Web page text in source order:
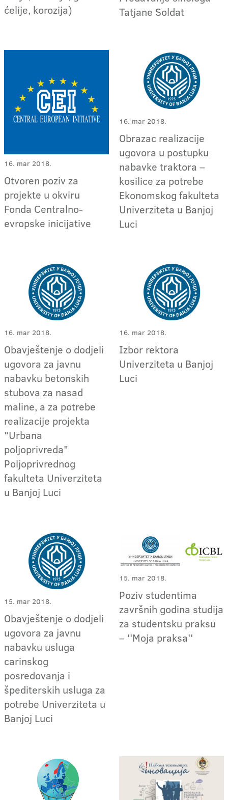
ćelije, korozija)
Tatjane Soldat
16. mar 2018.
Otvoren poziv za
projekte u okviru
Fonda Centralno-
evropske inicijative
16. mar 2018.
Obrazac realizacije
ugovora u postupku
nabavke traktora –
kosilice za potrebe
Ekonomskog fakulteta
Univerziteta u Banjoj
Luci
16. mar 2018.
Obavještenje o dodjeli
ugovora za javnu
nabavku betonskih
stubova za nasad
maline, a za potrebe
realizacije projekta
"Urbana
poljoprivreda"
Poljoprivrednog
fakulteta Univerziteta
u Banjoj Luci
16. mar 2018.
Izbor rektora
Univerziteta u Banjoj
Luci
15. mar 2018.
Obavještenje o dodjeli
ugovora za javnu
nabavku usluga
carinskog
posredovanja i
špediterskih usluga za
potrebe Univerziteta u
Banjoj Luci
15. mar 2018.
Poziv studentima
završnih godina studija
za studentsku praksu
– ''Moja praksa''